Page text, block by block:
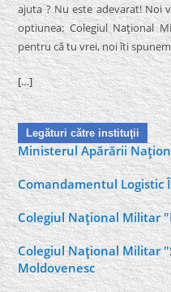
ajuta ? Nu este adevarat! Noi
optiunea: Colegiul Naţional
pentru că tu vrei, noi îti
[…]
Legături către instituţii
Ministerul Apărării
Comandamentul
Colegiul Naţional Militar
Colegiul Naţional Militar
Moldovenesc